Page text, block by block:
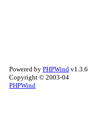
Powered by PHPWind v1.3.6
Copyright © 2003-04
PHPWind